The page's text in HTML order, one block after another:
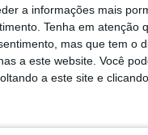
a informações mais
Tenha em atenção
mas que tem o
a este website. Você
a este site e
poderá não ficar
para a
economista-
os deputados